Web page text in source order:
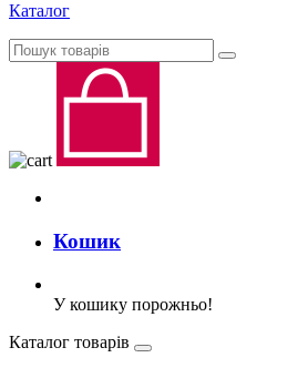
Каталог
Кошик
У кошику порожньо!
Каталог товарів